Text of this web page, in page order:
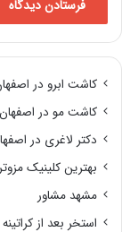
کاشت ابرو در
کاشت مو در اصفهان
دکتر لاغری در
بهترین کلینیک
مشهد مشاور
استخر بعد از